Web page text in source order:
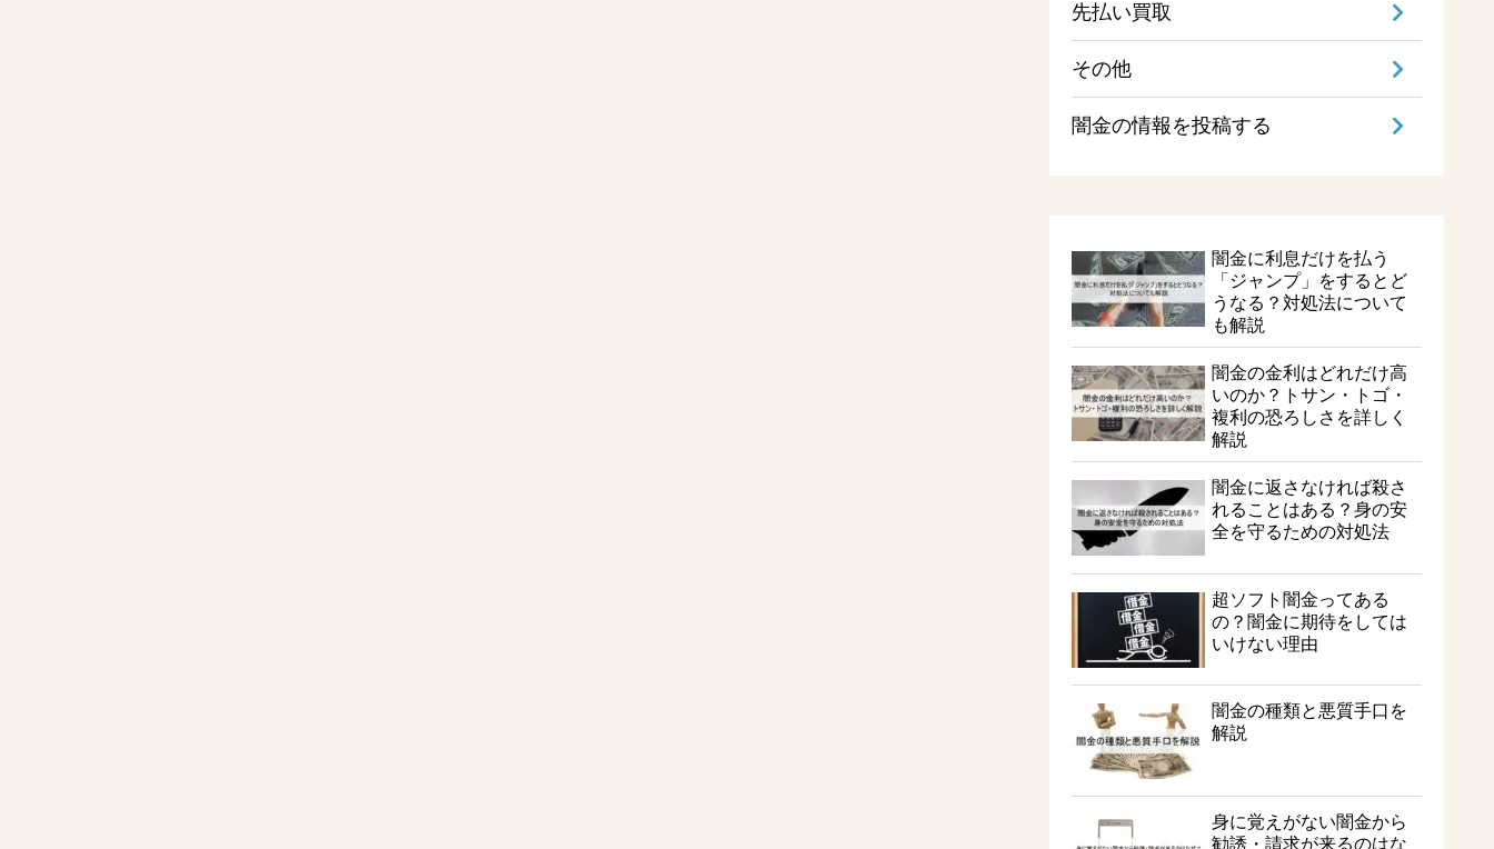
先払い買取
その他
闇金の情報を投稿する
闇金に利息だけを払う
「ジャンプ」をするとど
うなる？対処法について
も解説
闇金の金利はどれだけ高
いのか？トサン・トゴ・
複利の恐ろしさを詳しく
解説
闇金に返さなければ殺さ
れることはある？身の安
全を守るための対処法
超ソフト闇金ってある
の？闇金に期待をしては
いけない理由
闇金の種類と悪質手口を
解説
身に覚えがない闇金から
勧誘・請求が来るのはな